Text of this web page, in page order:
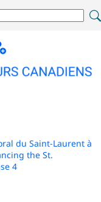
du Saint-Laurent à
the St.
4